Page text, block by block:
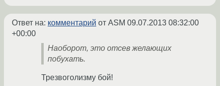
Ответ на: комментарий от ASM 09.07.2013 08:32:00
+00:00
Наоборот, это отсев желающих
побухать.
Трезвоголизму бой!